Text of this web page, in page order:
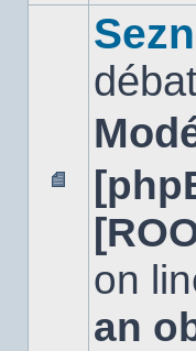
Aucun
message
non
on
an